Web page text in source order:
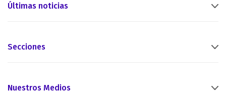
Últimas noticias
Secciones
Nuestros Medios